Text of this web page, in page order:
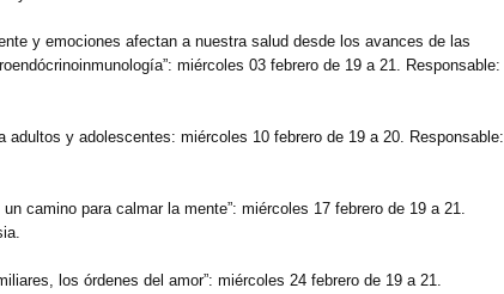
y emociones afectan a nuestra salud desde los avances de las
miércoles 03 febrero de 19 a 21. Responsable:
adultos y adolescentes: miércoles 10 febrero de 19 a 20. Responsable:
un camino para calmar la mente”: miércoles 17 febrero de 19 a 21.
los órdenes del amor”: miércoles 24 febrero de 19 a 21.